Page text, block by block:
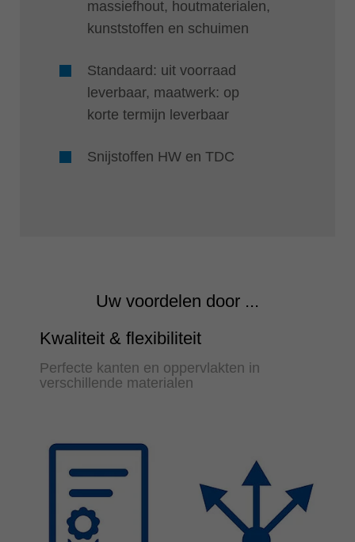
massiefhout, houtmaterialen,
kunststoffen en schuimen
Standaard: uit voorraad
leverbaar, maatwerk: op
korte termijn leverbaar
Snijstoffen HW en TDC
Uw voordelen door ...
Kwaliteit & flexibiliteit
Perfecte kanten en oppervlakten in
verschillende materialen